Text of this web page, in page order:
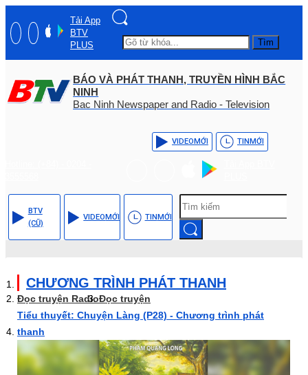
Tải App
BTV
PLUS
Tìm
BÁO VÀ PHÁT THANH, TRUYỀN HÌNH BẮC
NINH
Bac Ninh Newspaper and Radio - Television
VIDEOMỚI TINMỚI
BTV
(CŨ)
VIDEOMỚI TINMỚI
CHƯƠNG TRÌNH PHÁT THANH
Đọc truyện RadioĐọc truyện
Tiểu thuyết: Chuyện Làng (P28) - Chương trình phát
thanh